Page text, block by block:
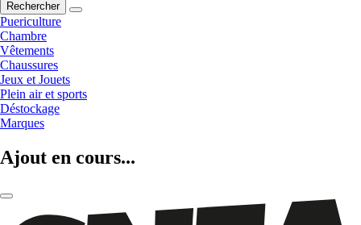
Rechercher
Puericulture
Chambre
Vêtements
Chaussures
Jeux et Jouets
Plein air et sports
Déstockage
Marques
Ajout en cours...